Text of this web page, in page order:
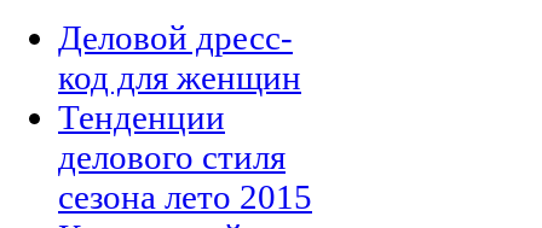
Деловой дресс-
код для женщин
Тенденции
делового стиля
сезона лето 2015